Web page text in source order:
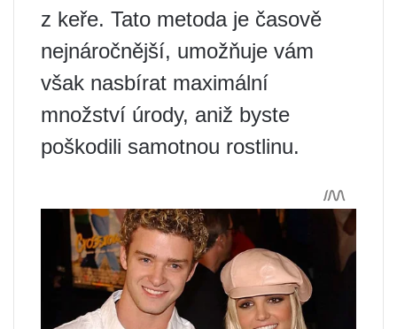
z keře. Tato metoda je časově
nejnáročnější, umožňuje vám
však nasbírat maximální
množství úrody, aniž byste
poškodili samotnou rostlinu.